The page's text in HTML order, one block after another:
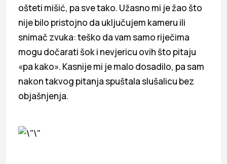
ošteti mišić, pa sve tako. Užasno mi je žao što
nije bilo pristojno da uključujem kameru ili
snimač zvuka: teško da vam samo riječima
mogu dočarati šok i nevjericu ovih što pitaju
«pa kako». Kasnije mi je malo dosadilo, pa sam
nakon takvog pitanja spuštala slušalicu bez
objašnjenja.